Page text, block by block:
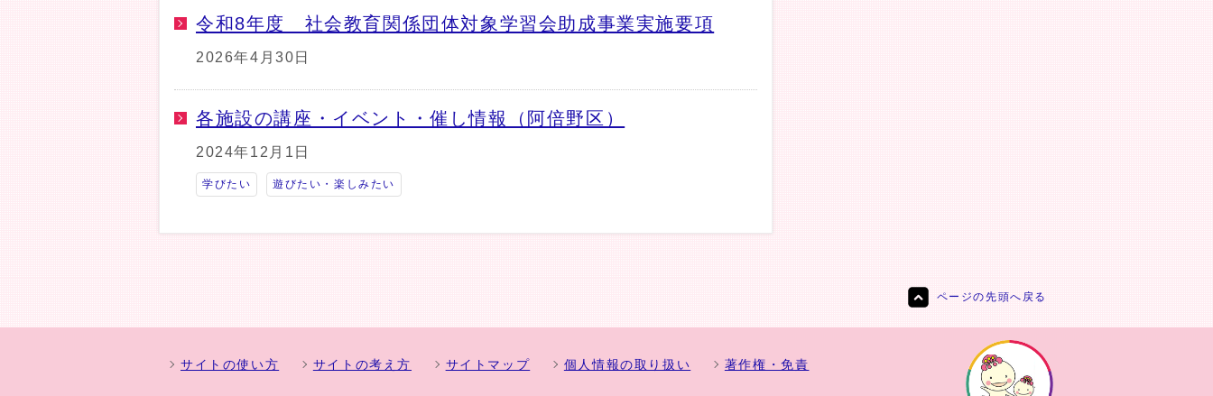
令和8年度 社会教育関係団体対象学習会助成事業実施要項
2026年4月30日
各施設の講座・イベント・催し情報（阿倍野区）
2024年12月1日
学びたい 遊びたい・楽しみたい
ページの先頭へ戻る
サイトの使い方 サイトの考え方 サイトマップ 個人情報の取り扱い 著作権・免責